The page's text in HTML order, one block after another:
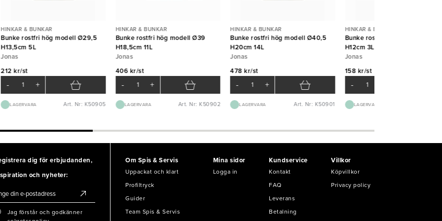
HINKAR & BUNKAR
Bunke rostfri hög modell Ø29,5
H13,5cm 5L
Jonas
212 kr/st
- +
LAGERVARA Art. Nr: K50905
HINKAR & BUNKAR
Bunke rostfri hög modell Ø39
H18,5cm 11L
Jonas
406 kr/st
- +
LAGERVARA Art. Nr: K50902
HINKAR & BUNKAR
Bunke rostfri hög modell Ø40,5
H20cm 14L
Jonas
478 kr/st
- +
LAGERVARA Art. Nr: K50901
HINKAR & BUNKAR
Bunke rostfri hög modell Ø25
H12cm 3L
Jonas
158 kr/st
-
LAGERVARA
dig för erbjudanden,
och nyheter:
Jag förstår och godkänner
Om Spis & Servis
Uppackat och klart
Profiltryck
Guider
Team Spis & Servis
Mina sidor
Logga in
Kundservice
Kontakt
FAQ
Leverans
Betalning
Villkor
Köpvillkor
Privacy policy